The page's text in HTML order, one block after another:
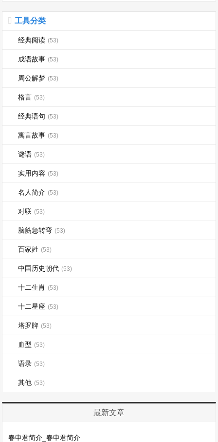
工具分类
经典阅读 (53)
成语故事 (53)
周公解梦 (53)
格言 (53)
经典语句 (53)
寓言故事 (53)
谜语 (53)
实用内容 (53)
名人简介 (53)
对联 (53)
脑筋急转弯 (53)
百家姓 (53)
中国历史朝代 (53)
十二生肖 (53)
十二星座 (53)
塔罗牌 (53)
血型 (53)
语录 (53)
其他 (53)
最新文章
春申君简介_春申君简介